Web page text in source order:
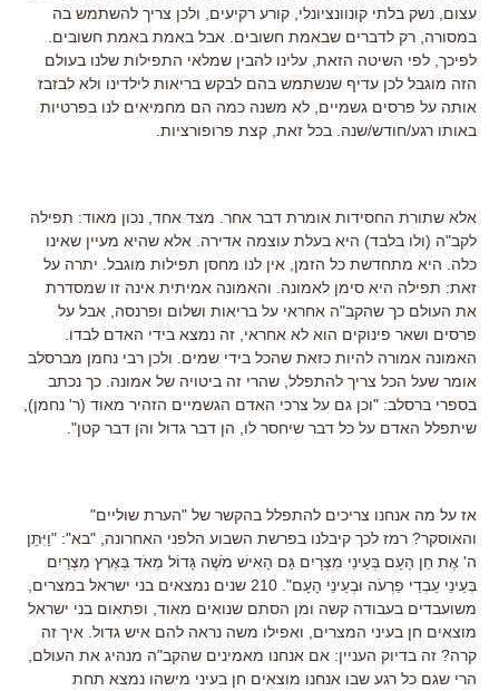
עצום, נשק בלתי קונוונציונלי, קורע רקיעים, ולכן צריך להשתמש בה
במסורה, רק לדברים שבאמת חשובים. אבל באמת באמת חשובים.
לפיכך, לפי השיטה הזאת, עלינו להבין שמלאי התפילות שלנו בעולם
הזה מוגבל לכן עדיף שנשתמש בהם לבקש בריאות לילדינו ולא לבזבז
אותה על פרסים גשמיים, לא משנה כמה הם מחמיאים לנו בפרטיות
באותו רגע/חודש/שנה. בכל זאת, קצת פרופורציות.
אלא שתורת החסידות אומרת דבר אחר. מצד אחד, נכון מאוד: תפילה
לקב"ה (ולו בלבד) היא בעלת עוצמה אדירה. אלא שהיא מעיין שאינו
כלה. היא מתחדשת כל הזמן, אין לנו מחסן תפילות מוגבל. יתרה על
זאת: תפילה היא סימן לאמונה. והאמונה אמיתית אינה זו שמסדרת
את העולם כך שהקב"ה אחראי על בריאות ושלום ופרנסה, אבל על
פרסים ושאר פינוקים הוא לא אחראי, זה נמצא בידי האדם לבדו.
האמונה אמורה להיות כזאת שהכל בידי שמים. ולכן רבי נחמן מברסלב
אומר שעל הכל צריך להתפלל, שהרי זה ביטויה של אמונה. כך נכתב
בספרי ברסלב: "וכן גם על צרכי האדם הגשמיים הזהיר מאוד (ר' נחמן),
שיתפלל האדם על כל דבר שיחסר לו, הן דבר גדול והן דבר קטן".
אז על מה אנחנו צריכים להתפלל בהקשר של "הערת שוליים"
והאוסקר? רמז לכך קיבלנו בפרשת השבוע הלפני האחרונה, "בא": "וַיִּתֵּן
ה' אֶת חֵן הָעָם בְּעֵינֵי מִצְרָיִם גַּם הָאִישׁ מֹשֶׁה גָּדוֹל מְאֹד בְּאֶרֶץ מִצְרַיִם
בְּעֵינֵי עַבְדֵי פַרְעֹה וּבְעֵינֵי הָעָם". 210 שנים נמצאים בני ישראל במצרים,
משועבדים בעבודה קשה ומן הסתם שנואים מאוד, ופתאום בני ישראל
מוצאים חן בעיני המצרים, ואפילו משה נראה להם איש גדול. איך זה
קרה? זה בדיוק העניין: אם אנחנו מאמינים שהקב"ה מנהיג את העולם,
הרי שגם כל רגע שבו אנחנו מוצאים חן בעיני מישהו נמצא תחת